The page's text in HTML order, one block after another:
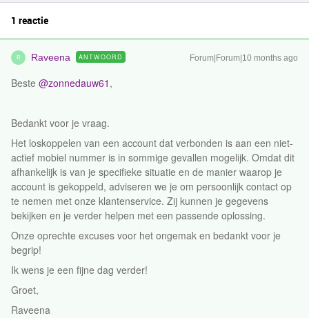
1 reactie
R Raveena ANTWOORD Forum|Forum|10 months ago
Beste ​ @zonnedauw61 ,
Bedankt voor je vraag.
Het loskoppelen van een account dat verbonden is aan een niet-
actief mobiel nummer is in sommige gevallen mogelijk. Omdat dit
afhankelijk is van je specifieke situatie en de manier waarop je
account is gekoppeld, adviseren we je om persoonlijk contact op
te nemen met onze klantenservice. Zij kunnen je gegevens
bekijken en je verder helpen met een passende oplossing.
Onze oprechte excuses voor het ongemak en bedankt voor je
begrip!
Ik wens je een fijne dag verder!
Groet,
Raveena